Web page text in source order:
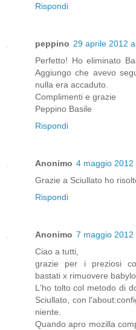
Rispondi
peppino 29 aprile 2012
Perfetto! Ho eliminato
Aggiungo che avevo
nulla era accaduto.
Complimenti e grazie
Peppino Basile
Rispondi
Anonimo 4 maggio 2012
Grazie a Sciullato ho
Rispondi
Anonimo 7 maggio
Ciao a tutti,
grazie per i preziosi
bastati x rimuovere
L'ho tolto col metodo di
Sciullato, con
niente.
Quando apro mozilla